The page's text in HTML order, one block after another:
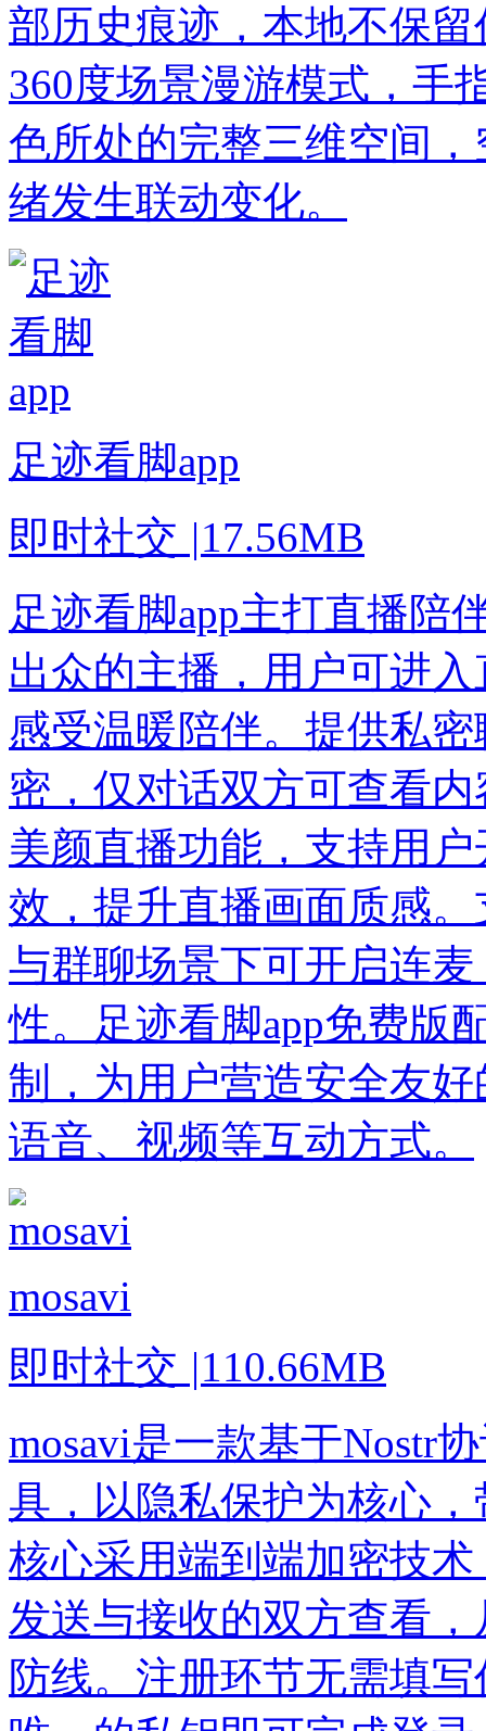
部历史痕迹，本地不保
360度场景漫游模式，手
色所处的完整三维空间
绪发生联动变化。
足迹看脚app
即时社交 |17.56MB
足迹看脚app主打直播陪
出众的主播，用户可进
感受温暖陪伴。提供私
密，仅对话双方可查看
美颜直播功能，支持用
效，提升直播画面质感
与群聊场景下可开启连
性。足迹看脚app免费版
制，为用户营造安全友
语音、视频等互动方式。
mosavi
即时社交 |110.66MB
mosavi是一款基于Nostr
具，以隐私保护为核心
核心采用端到端加密技
发送与接收的双方查看
防线。注册环节无需填